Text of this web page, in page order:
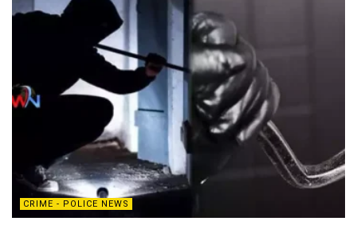
CRIME - POLICE NEWS